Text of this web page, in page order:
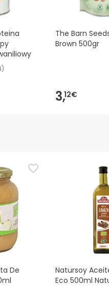
)
The Barn
Brown 500gr
3,12€
De
Natursoy
Eco 500ml